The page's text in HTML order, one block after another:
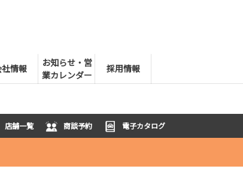
情報
お知らせ・営
業カレンダー
採用情報
店舗一覧 商談予約 電子カタログ